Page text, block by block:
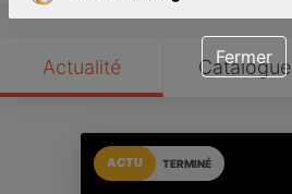
Actualité Catalogue
TERMINÉ
ACTU
Fermer